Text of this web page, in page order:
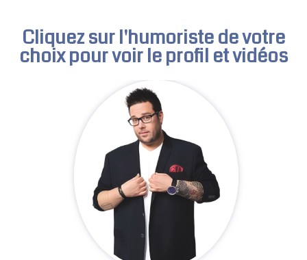
Cliquez sur l'humoristede votre
choix pour voir le profil et vidéos